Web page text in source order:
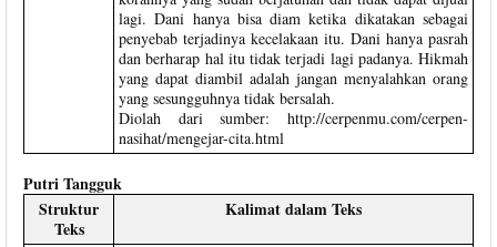
lagi. Dani hanya bisa diam ketika dikatakan sebagai
penyebab terjadinya kecelakaan itu. Dani hanya pasrah
dan berharap hal itu tidak terjadi lagi padanya. Hikmah
yang dapat diambil adalah jangan menyalahkan orang
yang sesungguhnya tidak bersalah.
Diolah dari sumber: http://cerpenmu.com/cerpen-
nasihat/mengejar-cita.html
Putri Tangguk
Struktur
Teks
Kalimat dalam Teks